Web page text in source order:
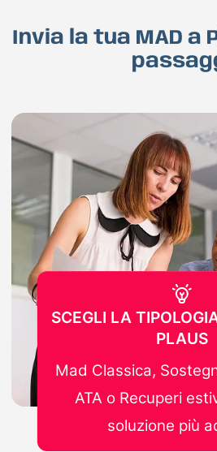
Invia la tua MAD a
SCEGLI LA
PLAUS
Mad Classica,
ATA o Recuperi
soluzione più